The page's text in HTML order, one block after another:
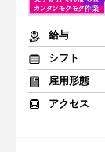
給与
シフト
雇用形態
アクセス